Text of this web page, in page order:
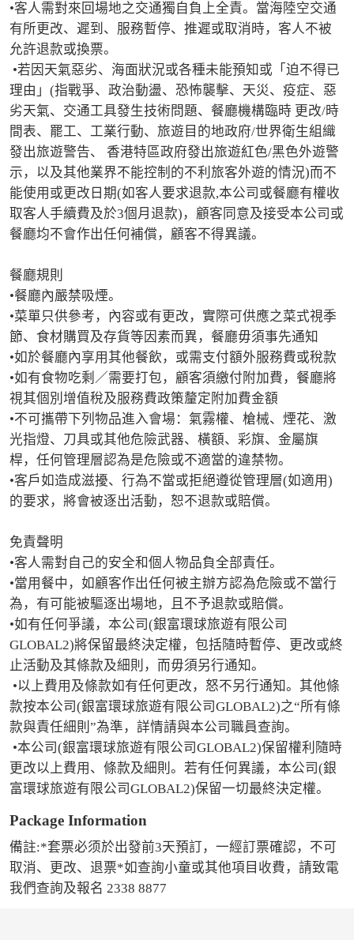
•客人需對來回場地之交通獨自負上全責。當海陸空交通
有所更改、遲到、服務暫停、推遲或取消時，客人不被
允許退款或換票。
理由」(指戰爭、政治動盪、恐怖襲擊、天災、疫症、惡
劣天氣、交通工具發生技術問題、餐廳機構臨時 更改/時
間表、罷工、工業行動、旅遊目的地政府/世界衛生組織
發出旅遊警告、 香港特區政府發出旅遊紅色/黑色外遊警
示，以及其他業界不能控制的不利旅客外遊的情況)而不
能使用或更改日期(如客人要求退款,本公司或餐廳有權收
取客人手續費及於3個月退款)，顧客同意及接受本公司或
餐廳均不會作出任何補償，顧客不得異議。
餐廳規則
•餐廳內嚴禁吸煙。
•菜單只供參考，內容或有更改，實際可供應之菜式視季
節、食材購買及存貨等因素而異，餐廳毋須事先通知
•如於餐廳內享用其他餐飲，或需支付額外服務費或稅款
•如有食物吃剩／需要打包，顧客須繳付附加費，餐廳將
視其個別增值稅及服務費政策釐定附加費金額
•不可攜帶下列物品進入會場：氣霧權、槍械、煙花、激
光指燈、刀具或其他危險武器、橫額、彩旗、金屬旗
桿，任何管理層認為是危險或不適當的違禁物。
•客戶如造成滋擾、行為不當或拒絕遵從管理層(如適用)
的要求，將會被逐出活動，恕不退款或賠償。
免責聲明
•客人需對自己的安全和個人物品負全部責任。
•當用餐中，如顧客作出任何被主辦方認為危險或不當行
為，有可能被驅逐出場地，且不予退款或賠償。
•如有任何爭議，本公司(銀富環球旅遊有限公司
GLOBAL2)將保留最終決定權，包括隨時暫停、更改或終
止活動及其條款及細則，而毋須另行通知。
款按本公司(銀富環球旅遊有限公司GLOBAL2)之“所有條
款與責任細則”為準，詳情請與本公司職員查詢。
更改以上費用、條款及細則。若有任何異議，本公司(銀
富環球旅遊有限公司GLOBAL2)保留一切最終決定權。
Package Information
備註:*套票必须於出發前3天預訂，一經訂票確認，不可
取消、更改、退票*如查詢小童或其他項目收費，請致電
我們查詢及報名 2338 8877